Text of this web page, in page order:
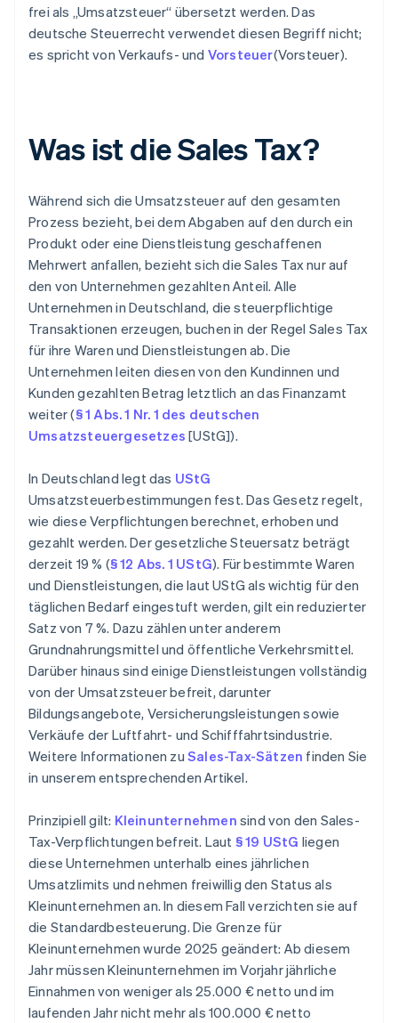
frei als „Umsatzsteuer“ übersetzt werden. Das
deutsche Steuerrecht verwendet diesen Begriff nicht;
es spricht von Verkaufs- und Vorsteuer(Vorsteuer).
Was ist die Sales Tax?
Während sich die Umsatzsteuer auf den gesamten
Prozess bezieht, bei dem Abgaben auf den durch ein
Produkt oder eine Dienstleistung geschaffenen
Mehrwert anfallen, bezieht sich die Sales Tax nur auf
den von Unternehmen gezahlten Anteil. Alle
Unternehmen in Deutschland, die steuerpflichtige
Transaktionen erzeugen, buchen in der Regel Sales Tax
für ihre Waren und Dienstleistungen ab. Die
Unternehmen leiten diesen von den Kundinnen und
Kunden gezahlten Betrag letztlich an das Finanzamt
weiter (§ 1 Abs. 1 Nr. 1 des deutschen
Umsatzsteuergesetzes [UStG]).
In Deutschland legt das UStG
Umsatzsteuerbestimmungen fest. Das Gesetz regelt,
wie diese Verpflichtungen berechnet, erhoben und
gezahlt werden. Der gesetzliche Steuersatz beträgt
derzeit 19 % (§ 12 Abs. 1 UStG). Für bestimmte Waren
und Dienstleistungen, die laut UStG als wichtig für den
täglichen Bedarf eingestuft werden, gilt ein reduzierter
Satz von 7 %. Dazu zählen unter anderem
Grundnahrungsmittel und öffentliche Verkehrsmittel.
Darüber hinaus sind einige Dienstleistungen vollständig
von der Umsatzsteuer befreit, darunter
Bildungsangebote, Versicherungsleistungen sowie
Verkäufe der Luftfahrt- und Schifffahrtsindustrie.
Weitere Informationen zu Sales-Tax-Sätzen finden Sie
in unserem entsprechenden Artikel.
Prinzipiell gilt: Kleinunternehmen sind von den Sales-
Tax-Verpflichtungen befreit. Laut § 19 UStG liegen
diese Unternehmen unterhalb eines jährlichen
Umsatzlimits und nehmen freiwillig den Status als
Kleinunternehmen an. In diesem Fall verzichten sie auf
die Standardbesteuerung. Die Grenze für
Kleinunternehmen wurde 2025 geändert: Ab diesem
Jahr müssen Kleinunternehmen im Vorjahr jährliche
Einnahmen von weniger als 25.000 € netto und im
laufenden Jahr nicht mehr als 100.000 € netto